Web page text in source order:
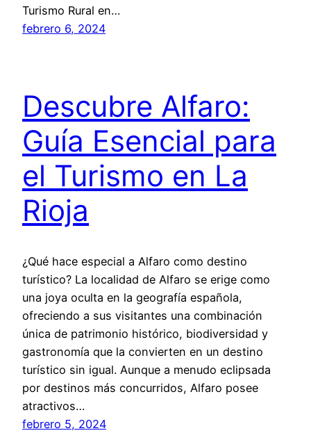
Turismo Rural en…
febrero 6, 2024
Descubre Alfaro:
Guía Esencial para
el Turismo en La
Rioja
¿Qué hace especial a Alfaro como destino
turístico? La localidad de Alfaro se erige como
una joya oculta en la geografía española,
ofreciendo a sus visitantes una combinación
única de patrimonio histórico, biodiversidad y
gastronomía que la convierten en un destino
turístico sin igual. Aunque a menudo eclipsada
por destinos más concurridos, Alfaro posee
atractivos…
febrero 5, 2024